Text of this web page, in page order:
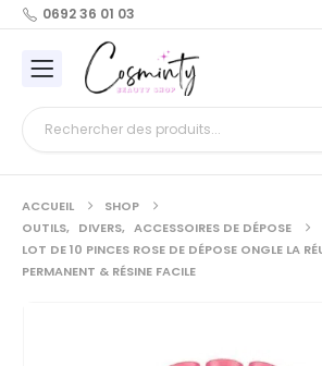
0692 36 01 03
ACCUEIL
SHOP
OUTILS, DIVERS, ACCESSOIRES DE DÉPOSE
LOT DE 10 PINCES ROSE DE DÉPOSE ONGLE LA
PERMANENT & RÉSINE FACILE